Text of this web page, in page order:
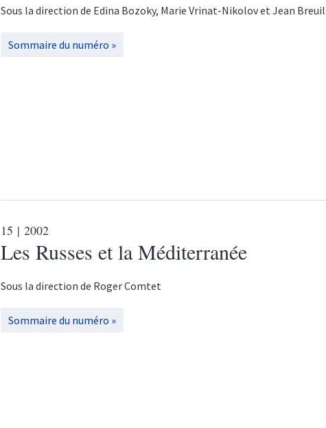
Sous la direction de Edina Bozoky, Marie Vrinat-Nikolovet Jean
Sommaire du numéro
15 | 2002
Les Russes et la Méditerranée
Sous la direction de RogerComtet
Sommaire du numéro